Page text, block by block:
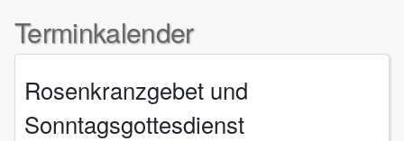
Terminkalender
Rosenkranzgebet und
Sonntagsgottesdienst